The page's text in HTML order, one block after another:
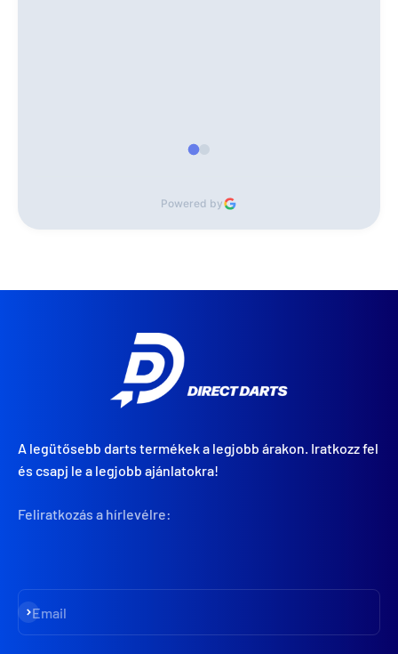
Powered by
A legütősebb darts termékek a legjobb árakon. Iratkozz fel
és csapj le a legjobb ajánlatokra!
Feliratkozás a hírlevélre:
Email
Iratkozz fel